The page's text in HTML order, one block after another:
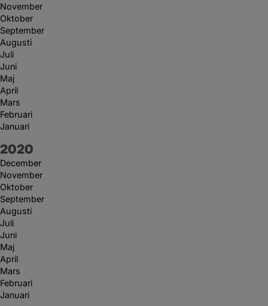
November
Oktober
September
Augusti
Juli
Juni
Maj
April
Mars
Februari
Januari
År:
2020
December
November
Oktober
September
Augusti
Juli
Juni
Maj
April
Mars
Februari
Januari